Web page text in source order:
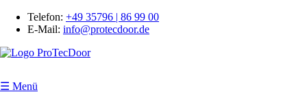
Telefon: +49 35796 | 86 99 00
E-Mail: info@protecdoor.de
☰ Menü